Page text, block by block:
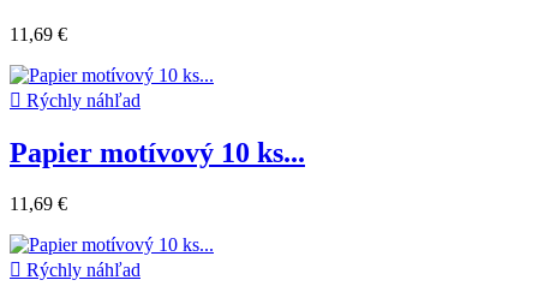
11,69 €
 Rýchly náhľad
Papier motívový 10 ks...
11,69 €
 Rýchly náhľad